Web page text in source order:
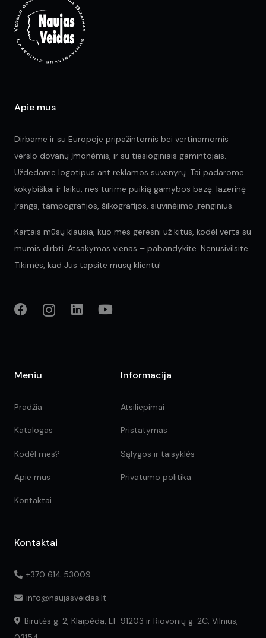
Apie mus
Dirbame ir su Europoje pripažintomis bei vertinamomis
verslo dovanų įmonėmis, ir su tiesioginiais gamintojais.
Uždedame logotipus ant reklamos suvenyrų. Tai padarome
kokybiškai ir laiku, nes turime puikią gamybos bazę: lazerinę
įrangą, tampografijos, šilkografijos, siuvinėjimo įrenginius.
Kartais mūsų klausia, kuo mes geresni už kitus, kodėl verta su
mumis dirbti. Atsakymas vienas – pabandykite. Nenusivilsite.
Tikimės, kad Jūs tapsite mūsų klientu!
Meniu
Pradžia
Katalogas
Kodėl mes?
Apie mus
Kontaktai
Informacija
Atsiliepimai
Pristatymas
Sąlygos ir taisyklės
Privatumo politika
Kontaktai
+370 614 53009
info@naujasveidas.lt
Birutės g. 2, Klaipėda, LT-91203 ir Riovonių g. 2C, Vilnius,